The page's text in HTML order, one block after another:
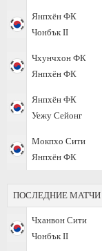
Янпхён ФК
Чонбък II
Чхунчхон ФК
Янпхён ФК
Янпхён ФК
Уежу Сейонг
Мокпхо Сити
Янпхён ФК
ПОСЛЕДНИЕ МАТЧИ
Чханвон Сити
Чонбък II